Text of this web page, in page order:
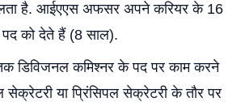
है. आईएएस अफसर अपने करियर के 16
को देते हैं (8 साल).
डिविजनल कमिश्नर के पद पर काम करने
सेक्रेटरी या प्रिंसिपल सेक्रेटरी के तौर पर